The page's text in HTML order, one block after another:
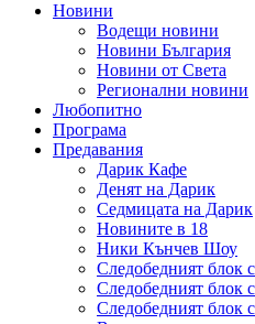
Новини
Водещи новини
Новини България
Новини от Света
Регионални новини
Любопитно
Програма
Предавания
Дарик Кафе
Денят на Дарик
Седмицата на Дарик
Новините в 18
Ники Кънчев Шоу
Следобедният блок
Следобедният блок
Следобедният блок